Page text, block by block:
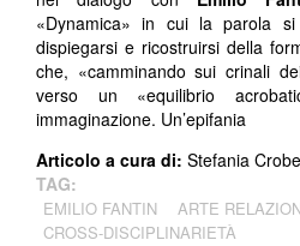
«Dynamica» in cui la parola
dispiegarsi e ricostruirsi della
che, «camminando sui crinali
verso un «equilibrio
immaginazione. Un’epifania
Articolo a cura di: Stefania Crobe
TAG:
EMILIO FANTIN ARTE
CROSS-DISCIPLINARIETÀ